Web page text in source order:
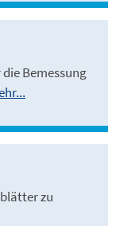
Bemessung
zu